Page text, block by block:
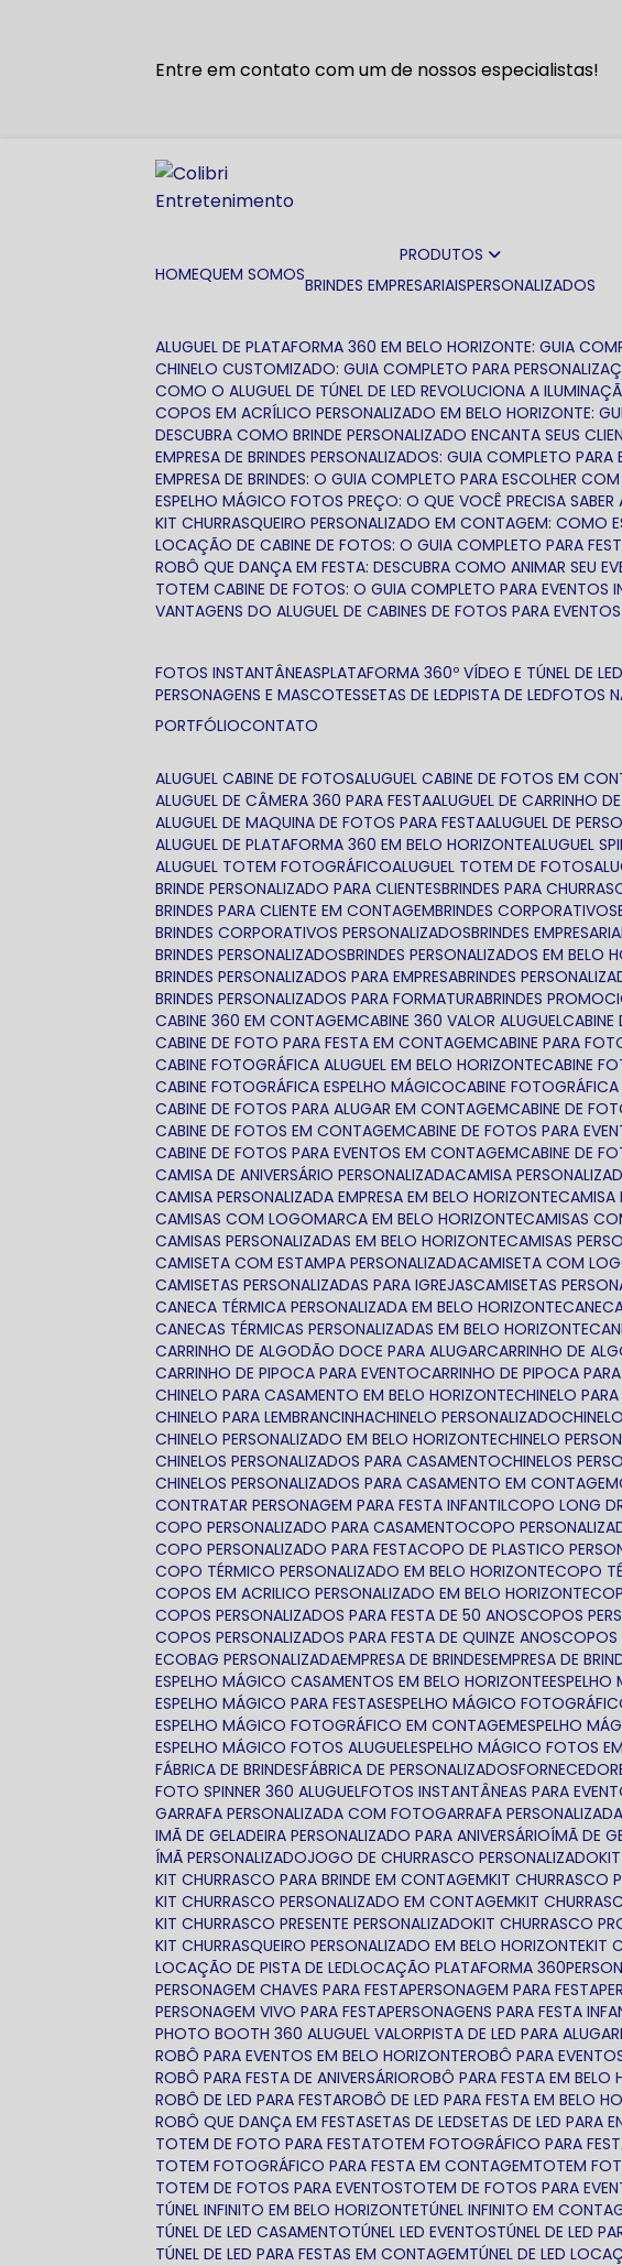
Entre em contato com um de nossos especialistas!
HOME QUEM SOMOS
PRODUTOS
BRINDES EMPRESARIAIS PERSONALIZADOS
ALUGUEL DE PLATAFORMA 360 EM BELO HORIZONTE: GUIA
CHINELO CUSTOMIZADO: GUIA COMPLETO PARA
COMO O ALUGUEL DE TÚNEL DE LED REVOLUCIONA A
COPOS EM ACRÍLICO PERSONALIZADO EM BELO HORIZONTE:
DESCUBRA COMO BRINDE PERSONALIZADO ENCANTA SEUS
EMPRESA DE BRINDES PERSONALIZADOS: GUIA COMPLETO PARA
EMPRESA DE BRINDES: O GUIA COMPLETO PARA ESCOLHER
ESPELHO MÁGICO FOTOS PREÇO: O QUE VOCÊ PRECISA SABER
KIT CHURRASQUEIRO PERSONALIZADO EM CONTAGEM: COMO
LOCAÇÃO DE CABINE DE FOTOS: O GUIA COMPLETO PARA
ROBÔ QUE DANÇA EM FESTA: DESCUBRA COMO ANIMAR SEU
TOTEM CABINE DE FOTOS: O GUIA COMPLETO PARA EVENTOS
VANTAGENS DO ALUGUEL DE CABINES DE FOTOS PARA
FOTOS INSTANTÂNEAS PLATAFORMA 360º VÍDEO E TÚNEL DE
PERSONAGENS E MASCOTES SETAS DE LED PISTA DE LED FOTOS
PORTFÓLIO CONTATO
ALUGUEL CABINE DE FOTOS ALUGUEL CABINE DE FOTOS EM
ALUGUEL DE CÂMERA 360 PARA FESTA ALUGUEL DE CARRINHO
ALUGUEL DE MAQUINA DE FOTOS PARA FESTA ALUGUEL DE
ALUGUEL DE PLATAFORMA 360 EM BELO HORIZONTE ALUGUEL
ALUGUEL TOTEM FOTOGRÁFICO ALUGUEL TOTEM DE FOTOS
BRINDE PERSONALIZADO PARA CLIENTES BRINDES PARA
BRINDES PARA CLIENTE EM CONTAGEM BRINDES CORPORATIVOS
BRINDES CORPORATIVOS PERSONALIZADOS BRINDES
BRINDES PERSONALIZADOS BRINDES PERSONALIZADOS EM BELO
BRINDES PERSONALIZADOS PARA EMPRESA BRINDES
BRINDES PERSONALIZADOS PARA FORMATURA BRINDES
CABINE 360 EM CONTAGEM CABINE 360 VALOR ALUGUEL
CABINE DE FOTO PARA FESTA EM CONTAGEM CABINE PARA
CABINE FOTOGRÁFICA ALUGUEL EM BELO HORIZONTE CABINE
CABINE FOTOGRÁFICA ESPELHO MÁGICO CABINE
CABINE DE FOTOS PARA ALUGAR EM CONTAGEM CABINE DE
CABINE DE FOTOS EM CONTAGEM CABINE DE FOTOS PARA
CABINE DE FOTOS PARA EVENTOS EM CONTAGEM CABINE DE
CAMISA DE ANIVERSÁRIO PERSONALIZADA CAMISA
CAMISA PERSONALIZADA EMPRESA EM BELO HORIZONTE
CAMISAS COM LOGOMARCA EM BELO HORIZONTE CAMISAS
CAMISAS PERSONALIZADAS EM BELO HORIZONTE CAMISAS
CAMISETA COM ESTAMPA PERSONALIZADA CAMISETA COM
CAMISETAS PERSONALIZADAS PARA IGREJAS CAMISETAS
CANECA TÉRMICA PERSONALIZADA EM BELO HORIZONTE
CANECAS TÉRMICAS PERSONALIZADAS EM BELO HORIZONTE
CARRINHO DE ALGODÃO DOCE PARA ALUGAR CARRINHO DE
CARRINHO DE PIPOCA PARA EVENTO CARRINHO DE PIPOCA
CHINELO PARA CASAMENTO EM BELO HORIZONTE CHINELO
CHINELO PARA LEMBRANCINHA CHINELO PERSONALIZADO
CHINELO PERSONALIZADO EM BELO HORIZONTE CHINELO
CHINELOS PERSONALIZADOS PARA CASAMENTO CHINELOS
CHINELOS PERSONALIZADOS PARA CASAMENTO EM CONTAGEM
CONTRATAR PERSONAGEM PARA FESTA INFANTIL COPO LONG
COPO PERSONALIZADO PARA CASAMENTO COPO
COPO PERSONALIZADO PARA FESTA COPO DE PLASTICO
COPO TÉRMICO PERSONALIZADO EM BELO HORIZONTE COPO
COPOS EM ACRILICO PERSONALIZADO EM BELO HORIZONTE
COPOS PERSONALIZADOS PARA FESTA DE 50 ANOS COPOS
COPOS PERSONALIZADOS PARA FESTA DE QUINZE ANOS
ECOBAG PERSONALIZADA EMPRESA DE BRINDES EMPRESA DE
ESPELHO MÁGICO CASAMENTOS EM BELO HORIZONTE
ESPELHO MÁGICO PARA FESTAS ESPELHO MÁGICO
ESPELHO MÁGICO FOTOGRÁFICO EM CONTAGEM ESPELHO
ESPELHO MÁGICO FOTOS ALUGUEL ESPELHO MÁGICO FOTOS
FÁBRICA DE BRINDES FÁBRICA DE PERSONALIZADOS
FOTO SPINNER 360 ALUGUEL FOTOS INSTANTÂNEAS PARA
GARRAFA PERSONALIZADA COM FOTO GARRAFA
IMÃ DE GELADEIRA PERSONALIZADO PARA ANIVERSÁRIO ÍMÃ DE
ÍMÃ PERSONALIZADO JOGO DE CHURRASCO PERSONALIZADO
KIT CHURRASCO PARA BRINDE EM CONTAGEM KIT CHURRASCO
KIT CHURRASCO PERSONALIZADO EM CONTAGEM KIT
KIT CHURRASCO PRESENTE PERSONALIZADO KIT CHURRASCO
KIT CHURRASQUEIRO PERSONALIZADO EM BELO HORIZONTE KIT
LOCAÇÃO DE PISTA DE LED LOCAÇÃO PLATAFORMA 360
PERSONAGEM CHAVES PARA FESTA PERSONAGEM PARA FESTA
PERSONAGEM VIVO PARA FESTA PERSONAGENS PARA FESTA
PHOTO BOOTH 360 ALUGUEL VALOR PISTA DE LED PARA ALUGAR
ROBÔ PARA EVENTOS EM BELO HORIZONTE ROBÔ PARA
ROBÔ PARA FESTA DE ANIVERSÁRIO ROBÔ PARA FESTA EM BELO
ROBÔ DE LED PARA FESTA ROBÔ DE LED PARA FESTA EM BELO
ROBÔ QUE DANÇA EM FESTA SETAS DE LED SETAS DE LED PARA
TOTEM DE FOTO PARA FESTA TOTEM FOTOGRÁFICO PARA
TOTEM FOTOGRÁFICO PARA FESTA EM CONTAGEM TOTEM
TOTEM DE FOTOS PARA EVENTOS TOTEM DE FOTOS PARA
TÚNEL INFINITO EM BELO HORIZONTE TÚNEL INFINITO EM
TÚNEL DE LED CASAMENTO TÚNEL LED EVENTOS TÚNEL DE LED
TÚNEL DE LED PARA FESTAS EM CONTAGEM TÚNEL DE LED